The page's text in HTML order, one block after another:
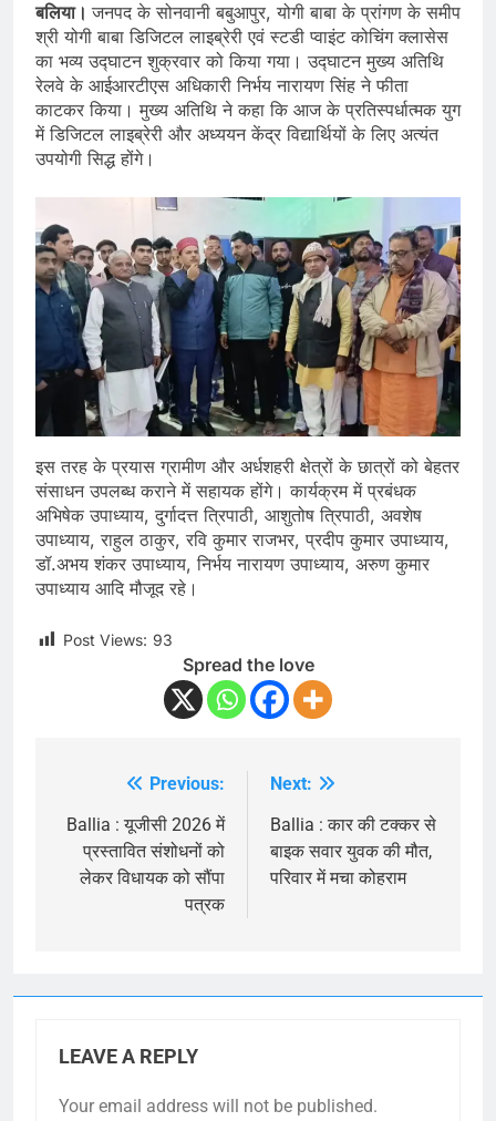
बलिया।जनपद के सोनवानी बबुआपुर, योगी बाबा के प्रांगण के समीप
श्री योगी बाबा डिजिटल लाइब्रेरी एवं स्टडी प्वाइंट कोचिंग क्लासेस
का भव्य उद्घाटन शुक्रवार को किया गया। उद्घाटन मुख्य अतिथि
रेलवे के आईआरटीएस अधिकारी निर्भय नारायण सिंह ने फीता
काटकर किया। मुख्य अतिथि ने कहा कि आज के प्रतिस्पर्धात्मक युग
में डिजिटल लाइब्रेरी और अध्ययन केंद्र विद्यार्थियों के लिए अत्यंत
उपयोगी सिद्ध होंगे।
इस तरह के प्रयास ग्रामीण और अर्धशहरी क्षेत्रों के छात्रों को बेहतर
संसाधन उपलब्ध कराने में सहायक होंगे। कार्यक्रम में प्रबंधक
अभिषेक उपाध्याय, दुर्गादत्त त्रिपाठी, आशुतोष त्रिपाठी, अवशेष
उपाध्याय, राहुल ठाकुर, रवि कुमार राजभर, प्रदीप कुमार उपाध्याय,
डॉ.अभय शंकर उपाध्याय, निर्भय नारायण उपाध्याय, अरुण कुमार
उपाध्याय आदि मौजूद रहे।
Post Views: 93
Spread the love
navigation
Previous:
Ballia : यूजीसी 2026 में
प्रस्तावित संशोधनों को
लेकर विधायक को सौंपा
पत्रक
Next:
Ballia : कार की टक्कर से
बाइक सवार युवक की मौत,
परिवार में मचा कोहराम
LEAVE A REPLY
Your email address will not be published.